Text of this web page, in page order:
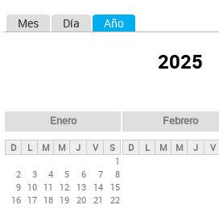
ds
p
Mes Día Año
2025
Enero
D L M M J V
S
1
2
3 4 5 6 7
8
9 10 11 12 13 14
15
16 17 18 19 20 21
22
Febrero
D L M M J V